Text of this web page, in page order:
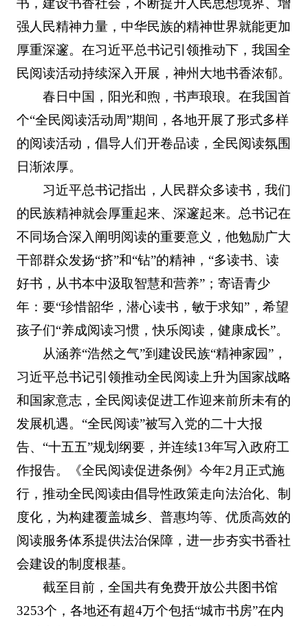
书，建设书香社会，不断提升人民思想境界、增
强人民精神力量，中华民族的精神世界就能更加
厚重深邃。在习近平总书记引领推动下，我国全
民阅读活动持续深入开展，神州大地书香浓郁。
春日中国，阳光和煦，书声琅琅。在我国首
个“全民阅读活动周”期间，各地开展了形式多样
的阅读活动，倡导人们开卷品读，全民阅读氛围
日渐浓厚。
习近平总书记指出，人民群众多读书，我们
的民族精神就会厚重起来、深邃起来。总书记在
不同场合深入阐明阅读的重要意义，他勉励广大
干部群众发扬“挤”和“钻”的精神，“多读书、读
好书，从书本中汲取智慧和营养”；寄语青少
年：要“珍惜韶华，潜心读书，敏于求知”，希望
孩子们“养成阅读习惯，快乐阅读，健康成长”。
从涵养“浩然之气”到建设民族“精神家园”，
习近平总书记引领推动全民阅读上升为国家战略
和国家意志，全民阅读促进工作迎来前所未有的
发展机遇。“全民阅读”被写入党的二十大报
告、“十五五”规划纲要，并连续13年写入政府工
作报告。《全民阅读促进条例》今年2月正式施
行，推动全民阅读由倡导性政策走向法治化、制
度化，为构建覆盖城乡、普惠均等、优质高效的
阅读服务体系提供法治保障，进一步夯实书香社
会建设的制度根基。
截至目前，全国共有免费开放公共图书馆
3253个，各地还有超4万个包括“城市书房”在内